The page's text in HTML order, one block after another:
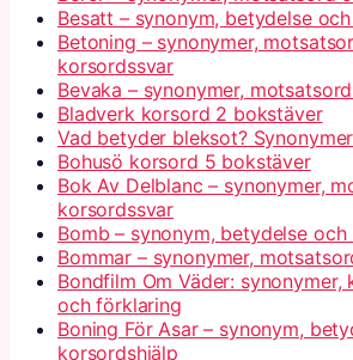
Besatt – synonym, betydelse
Betoning – synonymer,
korsordssvar
Bevaka – synonymer,
Bladverk korsord 2 bokstäver
Vad betyder bleksot?
Bohusö korsord 5 bokstäver
Bok Av Delblanc – synonymer,
korsordssvar
Bomb – synonym, betydelse
Bommar – synonymer,
Bondfilm Om Väder: synonymer,
och förklaring
Boning För Asar – synonym,
korsordshjälp